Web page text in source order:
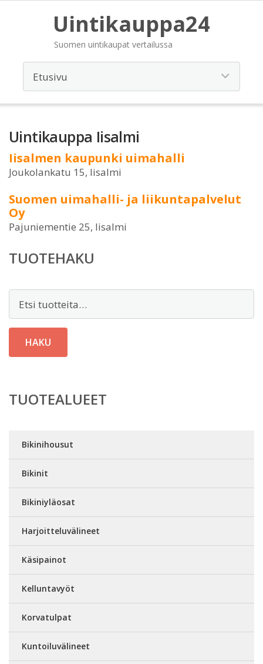
Uintikauppa24
Suomen uintikaupat vertailussa
Uintikauppa Iisalmi
Iisalmen kaupunki uimahalli
Joukolankatu 15, Iisalmi
Suomen uimahalli- ja liikuntapalvelut
Oy
Pajuniementie 25, Iisalmi
TUOTEHAKU
HAKU
TUOTEALUEET
Bikinihousut
Bikinit
Bikiniyläosat
Harjoitteluvälineet
Käsipainot
Kelluntavyöt
Korvatulpat
Kuntoiluvälineet